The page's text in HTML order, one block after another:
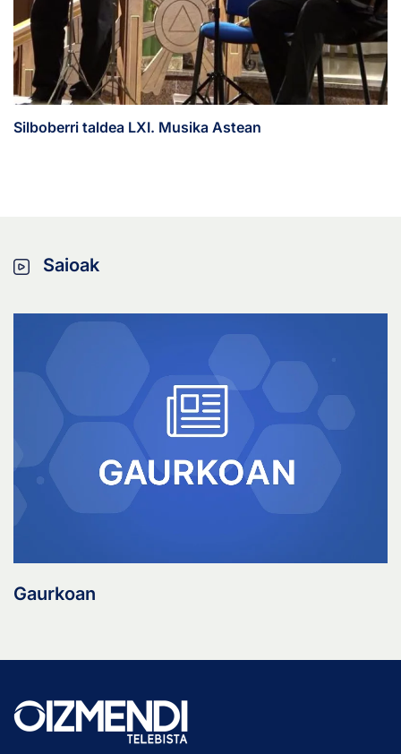
Silboberri taldea LXI. Musika Astean
Saioak
Gaurkoan